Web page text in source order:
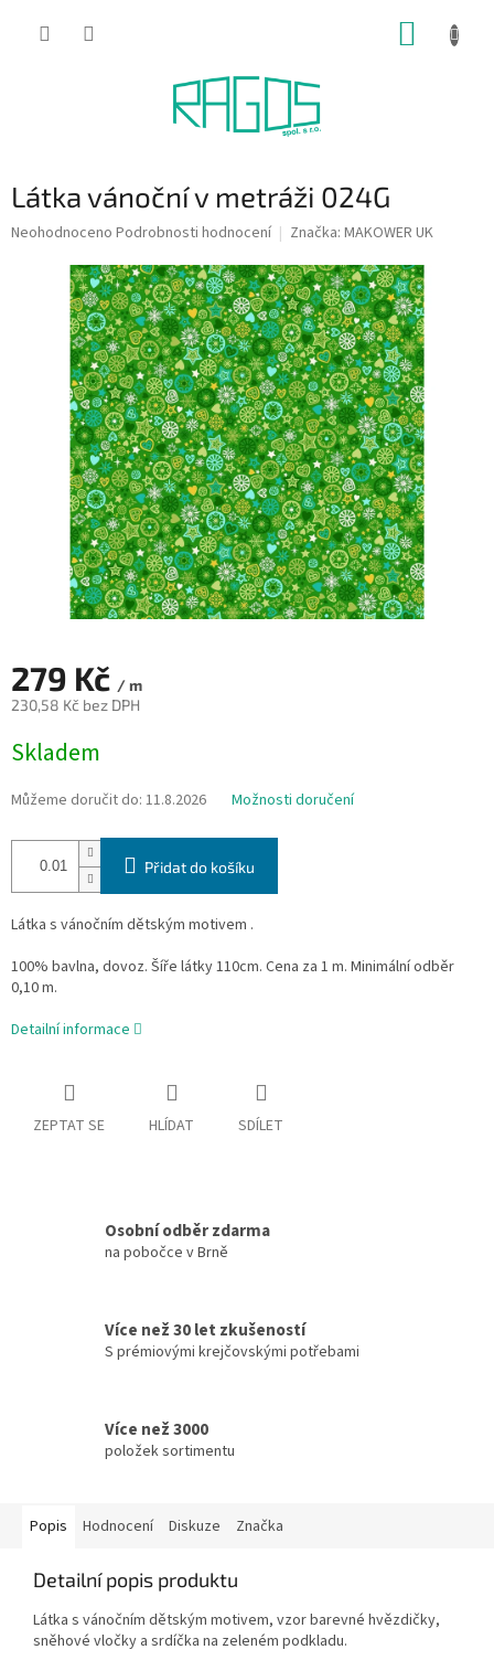
Látka vánoční v metráži 024G
Průměrné
produktu
hvězdiček.
Neohodnoceno Podrobnosti hodnocení Značka: MAKOWER UK
279 Kč / m
230,58 Kč bez DPH
cena:
Skladem
Můžeme doručit do: 11.8.2026 Možnosti doručení
Přidat do košíku
Látka s vánočním dětským motivem .
100% bavlna, dovoz. Šíře látky 110cm. Cena za 1 m. Minimální odběr
0,10 m.
Detailní informace
ZEPTAT SE HLÍDAT SDÍLET
Osobní odběr zdarma
na pobočce v Brně
Více než 30 let zkušeností
S prémiovými krejčovskými potřebami
Více než 3000
položek sortimentu
Popis Hodnocení Diskuze Značka
Detailní popis produktu
Látka s vánočním dětským motivem, vzor barevné hvězdičky,
sněhové vločky a srdíčka na zeleném podkladu.